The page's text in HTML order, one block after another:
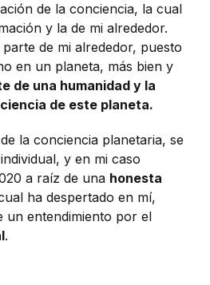
de la conciencia, la cual
y la de mi alrededor.
de mi alrededor, puesto
en un planeta, más bien y
de una humanidad y la
de este planeta.
la conciencia planetaria, se
y en mi caso
a raíz de una honesta
ha despertado en mí,
un entendimiento por el
.